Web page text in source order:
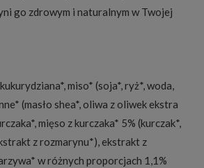
go zdrowym i naturalnym w Twojej
miso* (soja*, ryż*, woda,
(masło shea*, oliwa z oliwek ekstra
mięso z kurczaka* 5% (kurczak*,
z rozmarynu*), ekstrakt z
w różnych proporcjach 1,1%